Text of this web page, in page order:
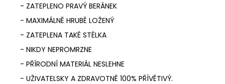
- ZATEPLENO PRAVÝ BERÁNEK
- MAXIMÁLNĚ HRUBĚ LOŽENÝ
- ZATEPLENA TAKÉ STÉLKA
- NIKDY NEPROMRZNE
- PŘÍRODNÍ MATERIÁL NESLEHNE
- UŽIVATELSKY A ZDRAVOTNĚ 100% PŘÍVĚTIVÝ.